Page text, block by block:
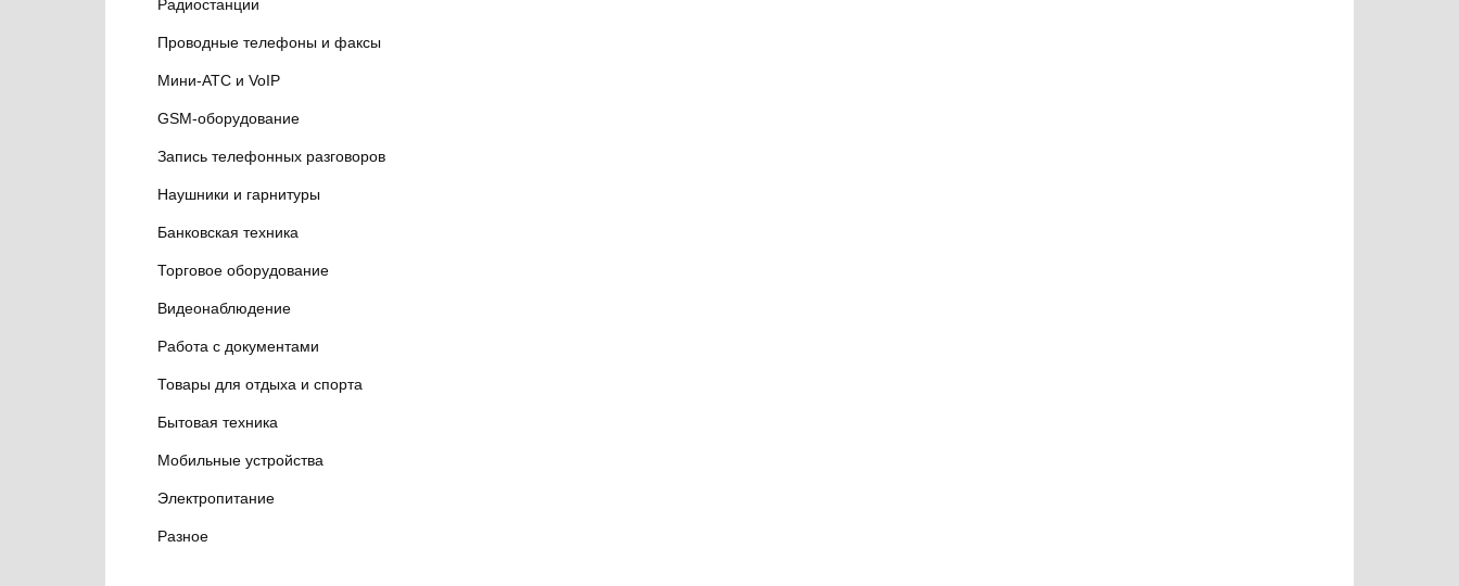
Радиостанции
Проводные телефоны и факсы
Мини-АТС и VoIP
GSM-оборудование
Запись телефонных разговоров
Наушники и гарнитуры
Банковская техника
Торговое оборудование
Видеонаблюдение
Работа с документами
Товары для отдыха и спорта
Бытовая техника
Мобильные устройства
Электропитание
Разное